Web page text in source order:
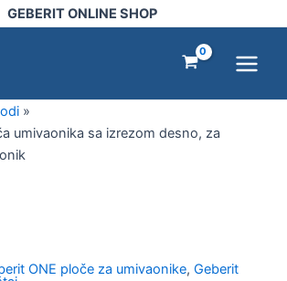
GEBERIT ONLINE SHOP
Menu
umivaonika sa izrezom desno, za
ONE ploče za umivaonike, Geberit